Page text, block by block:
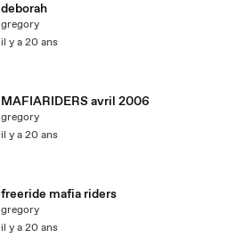
deborah
gregory
il y a 20 ans
MAFIARIDERS avril 2006
gregory
il y a 20 ans
freeride mafia riders
gregory
il y a 20 ans